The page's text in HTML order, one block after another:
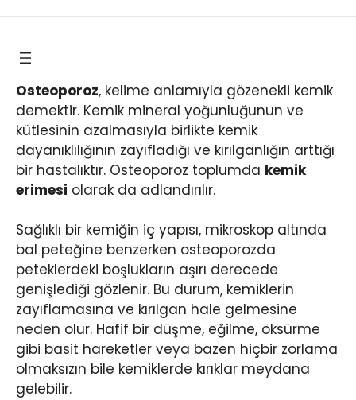
Osteoporoz, kelime anlamıyla gözenekli kemik
demektir. Kemik mineral yoğunluğunun ve
kütlesinin azalmasıyla birlikte kemik
dayanıklılığının zayıfladığı ve kırılganlığın arttığı
bir hastalıktır. Osteoporoz toplumda kemik
erimesi olarak da adlandırılır.
Sağlıklı bir kemiğin iç yapısı, mikroskop altında
bal peteğine benzerken osteoporozda
peteklerdeki boşlukların aşırı derecede
genişlediği gözlenir. Bu durum, kemiklerin
zayıflamasına ve kırılgan hale gelmesine
neden olur. Hafif bir düşme, eğilme, öksürme
gibi basit hareketler veya bazen hiçbir zorlama
olmaksızın bile kemiklerde kırıklar meydana
gelebilir.